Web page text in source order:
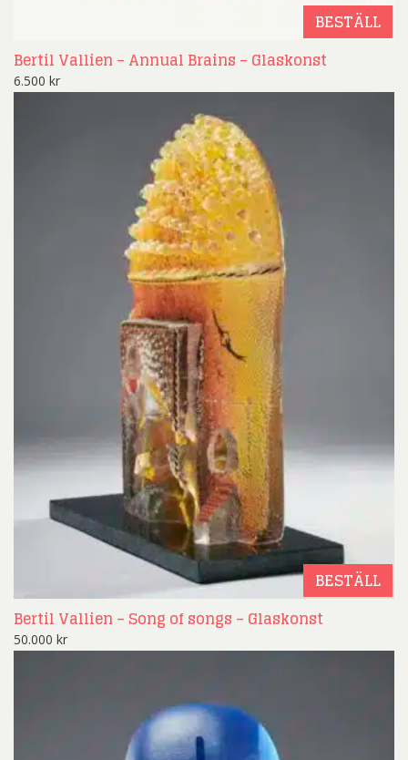
BESTÄLL
Bertil Vallien – Annual Brains – Glaskonst
6.500 kr
BESTÄLL
Bertil Vallien – Song of songs – Glaskonst
50.000 kr